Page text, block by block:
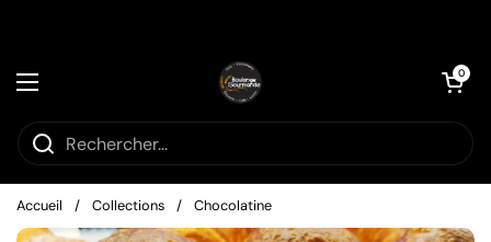
Ouvrir le menu
Ouvrir le
0
Accueil / Collections / Chocolatine